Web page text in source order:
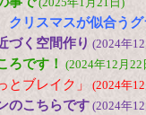
クリスマスが似合うグ
づく空間作り (2024年
ろです！ (2024年12月22
とブレイク」 (2024年
のこちらです (2024年